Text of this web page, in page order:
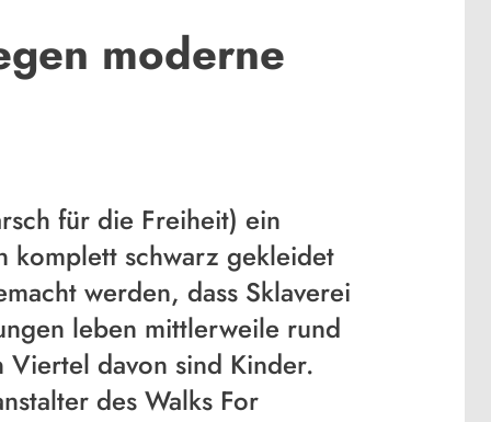
moderne
für die Freiheit) ein
komplett schwarz gekleidet
werden, dass Sklaverei
leben mittlerweile rund
davon sind Kinder.
des Walks For